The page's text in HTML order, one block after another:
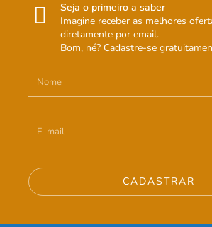
Seja o primeiro a saber
Imagine receber as melhores
diretamente por email.
Bom, né? Cadastre-se
CADASTRAR